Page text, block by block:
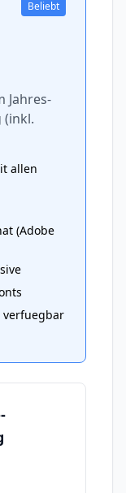
Beliebt
Jahres-
(inkl.
allen
(Adobe
verfuegbar